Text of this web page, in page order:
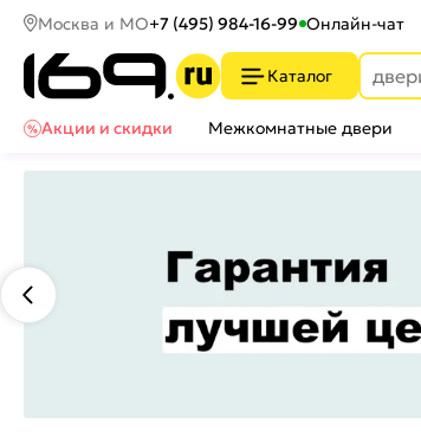
Москва и МО+7 (495) 984-16-99 Онлайн-чат
Каталог
Акции и скидки
Межкомнатные двери